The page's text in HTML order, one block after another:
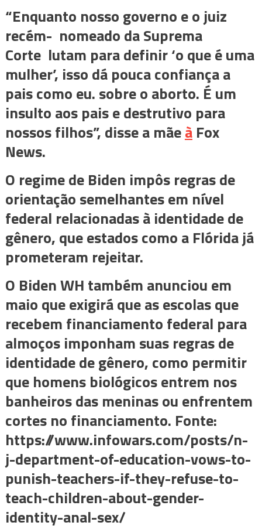
“Enquanto nosso governo e o juiz
recém- nomeado da Suprema
Corte lutam para definir ‘o que é uma
mulher’, isso dá pouca confiança a
pais como eu. sobre o aborto. É um
insulto aos pais e destrutivo para
nossos filhos”, disse a mãeàFox
News.
O regime de Biden impôs regras de
orientação semelhantes em nível
federal relacionadas à identidade de
gênero, que estados como a Flórida já
prometeram rejeitar.
O Biden WH também anunciou em
maio que exigirá que as escolas que
recebem financiamento federal para
almoços imponham suas regras de
identidade de gênero, como permitir
que homens biológicos entrem nos
banheiros das meninas ou enfrentem
cortes no financiamento. Fonte:
https://www.infowars.com/posts/n-
j-department-of-education-vows-to-
punish-teachers-if-they-refuse-to-
teach-children-about-gender-
identity-anal-sex/